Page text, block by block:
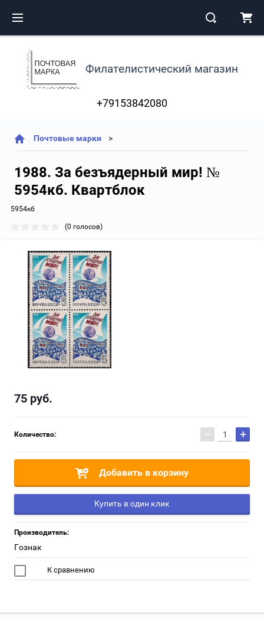
Филателистический магазин
+79153842080
Почтовые марки
1988. За безъядерный мир! №
5954кб. Квартблок
5954кб
(0 голосов)
75 руб.
Количество: − +
Добавить в корзину
Купить в один клик
Производитель:
Гознак
К сравнению